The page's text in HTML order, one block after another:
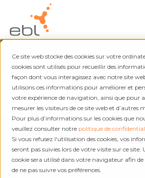
Ce site web stocke des cookies sur votre
cookies sont utilisés pour recueillir des
façon dont vous interagissez avec notre site
utilisons ces informations pour améliorer et
votre expérience de navigation, ainsi que pour
mesurer les visiteurs de ce site web et d’autres
Pour plus d’informations sur les cookies que
veuillez consulter notre politique de
Si vous refusez l'utilisation des cookies, vos
seront pas suivies lors de votre visite sur ce site.
cookie sera utilisé dans votre navigateur afin de
de ne pas suivre vos préférences.
À propos de nous
Histoire